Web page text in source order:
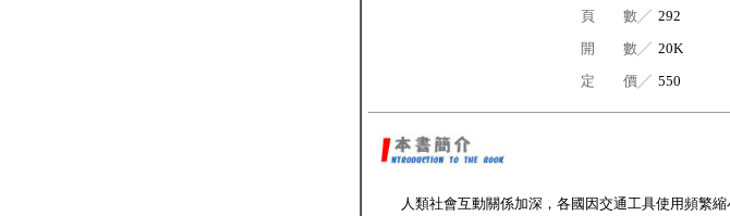
頁 數╱ 292
開 數╱ 20K
定 價╱ 550
人類社會互動關係加深，各國因交通工具使用頻繁縮